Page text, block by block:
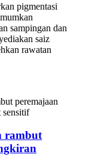
pigmentasi
sampingan dan
saiz
rawatan
rambut